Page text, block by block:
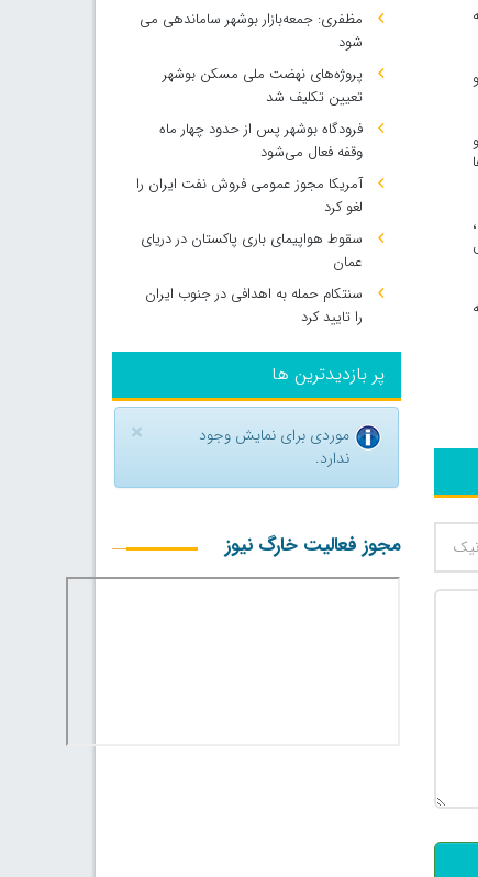
مظفری: جمعه‌بازار بوشهر ساماندهی می‌
شود
پروژه‌های نهضت ملی مسکن بوشهر
تعیین تکلیف شد
فرودگاه بوشهر پس از حدود چهار ماه
وقفه فعال می‌شود
آمریکا مجوز عمومی فروش نفت ایران را
لغو کرد
سقوط هواپیمای باری پاکستان در دریای
عمان
سنتکام حمله به اهدافی در جنوب ایران
را تایید کرد
پر بازدیدترین ها
×
موردی برای نمایش وجود
ندارد.
مجوز فعالیت خارگ نیوز